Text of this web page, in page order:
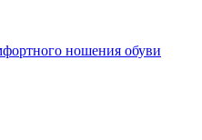
ношения обуви